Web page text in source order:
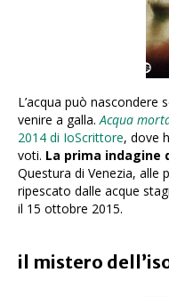
L’acqua può nascondere
venire a galla. Acqua
2014 di IoScrittore, dove
voti. La prima indagine
Questura di Venezia, alle
ripescato dalle acque
il 15 ottobre 2015.
il mistero